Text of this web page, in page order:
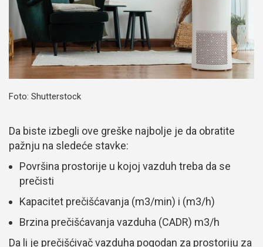
Foto: Shutterstock
Da biste izbegli ove greške najbolje je da obratite
pažnju na sledeće stavke:
Površina prostorije u kojoj vazduh treba da se
prečisti
Kapacitet prečišćavanja (m3/min) i (m3/h)
Brzina prečišćavanja vazduha (CADR) m3/h
Da li je prečišćivač vazduha pogodan za prostoriju za